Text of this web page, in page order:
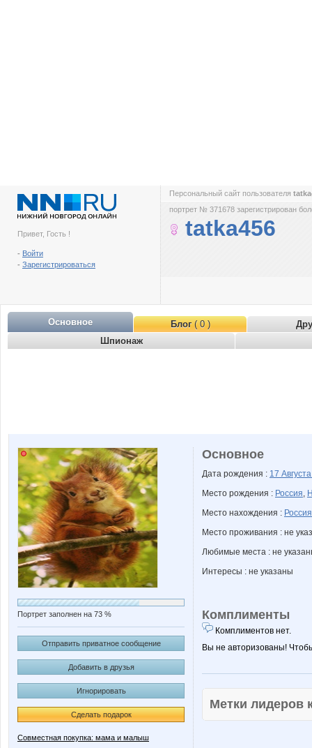
Привет, Гость !
- Войти
- Зарегистрироваться
Персональный сайт пользователя
портрет № 371678 зарегистрирован
tatka456
Основное Блог( 0 )
Шпионаж
Портрет заполнен на 73 %
Отправить приватное сообщение
Добавить в друзья
Игнорировать
Сделать подарок
Совместная покупка: мама и малыш
Основное
Дата рождения : 17
Место рождения : Россия,
Место нахождения : Россия
Место проживания : не
Любимые места : не
Интересы : не указаны
Комплименты
Комплиментов нет.
Вы не авторизованы!
Метки